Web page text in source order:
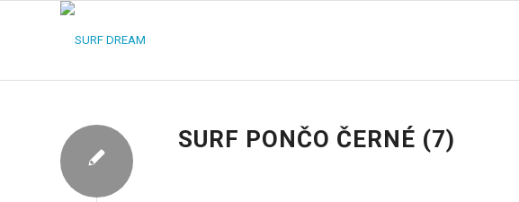
SURF PONČO ČERNÉ (7)